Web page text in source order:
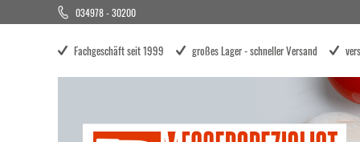
Direkt
Inhalt
034978 - 30200
Fachgeschäft seit 1999 großes Lager - schneller Versand